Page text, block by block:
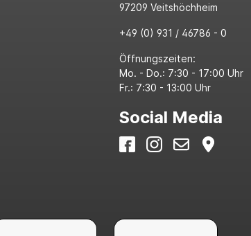
97209 Veitshöchheim
+49 (0) 931 / 46786 - 0
Öffnungszeiten:
Mo. - Do.: 7:30 - 17:00 Uhr
Fr.: 7:30 - 13:00 Uhr
Social Media